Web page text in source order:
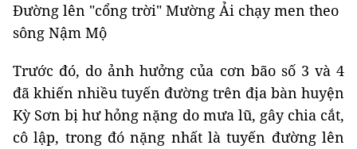
Đường lên "cổng trời" Mường Ải chạy men theo
sông Nậm Mộ
Trước đó, do ảnh hưởng của cơn bão số 3 và 4
đã khiến nhiều tuyến đường trên địa bàn huyện
Kỳ Sơn bị hư hỏng nặng do mưa lũ, gây chia cắt,
cô lập, trong đó nặng nhất là tuyến đường lên